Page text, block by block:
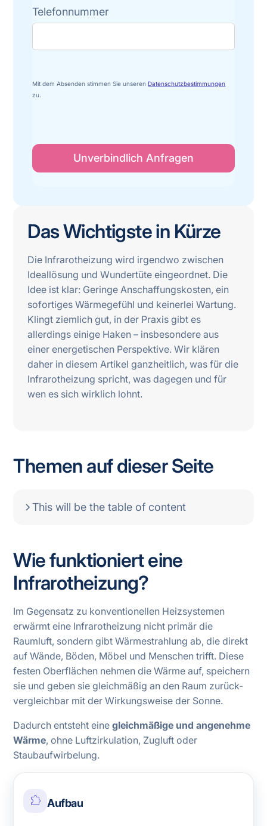
Telefonnummer
Mit dem Absenden stimmen Sie unserenDatenschutzbestimmungen
zu.
Das Wichtigste in Kürze
Die Infrarotheizung wird irgendwo zwischen
Ideallösung und Wundertüte eingeordnet. Die
Idee ist klar: Geringe Anschaffungskosten, ein
sofortiges Wärmegefühl und keinerlei Wartung.
Klingt ziemlich gut, in der Praxis gibt es
allerdings einige Haken – insbesondere aus
einer energetischen Perspektive. Wir klären
daher in diesem Artikel ganzheitlich, was für die
Infrarotheizung spricht, was dagegen und für
wen es sich wirklich lohnt.
Themen auf dieser Seite
This will be the table of content
Wie funktioniert eine
Infrarotheizung?
Im Gegensatz zu konventionellen Heizsystemen
erwärmt eine Infrarotheizung nicht primär die
Raumluft, sondern gibt Wärmestrahlung ab, die direkt
auf Wände, Böden, Möbel und Menschen trifft. Diese
festen Oberflächen nehmen die Wärme auf, speichern
sie und geben sie gleichmäßig an den Raum zurück-
vergleichbar mit der Wirkungsweise der Sonne.
Dadurch entsteht einegleichmäßige und angenehme
Wärme, ohne Luftzirkulation, Zugluft oder
Staubaufwirbelung.
extension Aufbau